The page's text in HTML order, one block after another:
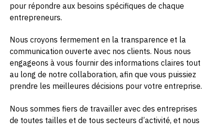
pour répondre aux besoins spécifiques de chaque
entrepreneurs.
Nous croyons fermement en la transparence et la
communication ouverte avec nos clients. Nous nous
engageons à vous fournir des informations claires tout
au long de notre collaboration, afin que vous puissiez
prendre les meilleures décisions pour votre entreprise.
Nous sommes fiers de travailler avec des entreprises
de toutes tailles et de tous secteurs d’activité, et nous